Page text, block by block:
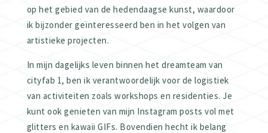
op het gebied van de hedendaagse kunst, waardoor
ik bijzonder geïnteresseerd ben in het volgen van
artistieke projecten.
In mijn dagelijks leven binnen het dreamteam van
cityfab 1, ben ik verantwoordelijk voor de logistiek
van activiteiten zoals workshops en residenties. Je
kunt ook genieten van mijn Instagram posts vol met
glitters en kawaii GIFs. Bovendien hecht ik belang